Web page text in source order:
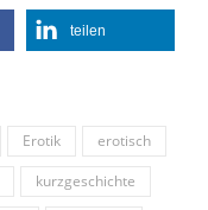
teilen
Erotik
erotisch
kurzgeschichte